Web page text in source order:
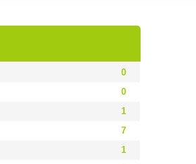
0
0
1
7
1